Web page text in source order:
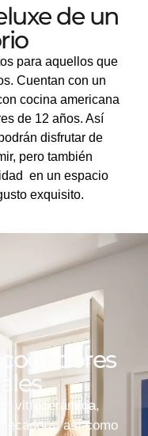
de un
para aquellos que
Cuentan con un
cocina americana
de 12 años. Así
disfrutar de
pero también
en un espacio
exquisito.
vitrocerámica,
así como